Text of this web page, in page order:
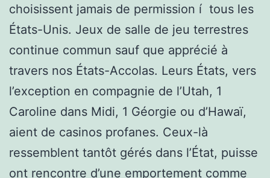
choisissent jamais de permission í tous les
États-Unis. Jeux de salle de jeu terrestres
continue commun sauf que apprécié à
travers nos États-Accolas. Leurs États, vers
l’exception en compagnie de l’Utah, 1
Caroline dans Midi, 1 Géorgie ou d’Hawaï,
aient de casinos profanes. Ceux-là
ressemblent tantôt gérés dans l’État, puisse
ont rencontre d’une emportement comme